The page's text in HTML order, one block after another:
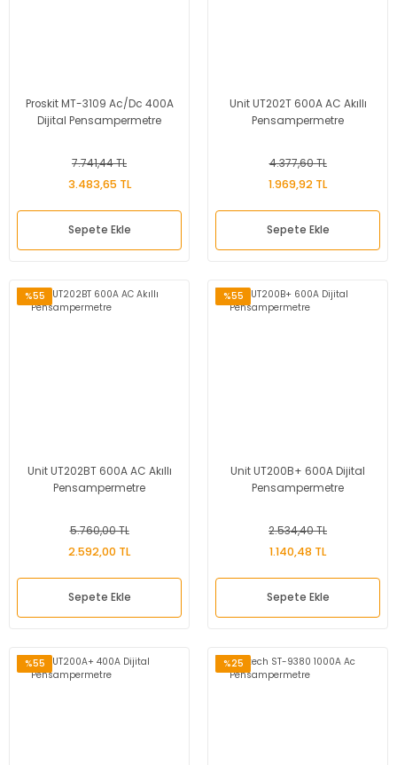
Proskit MT-3109 Ac/Dc 400A
Dijital Pensampermetre
7.741,44 TL
3.483,65 TL
Sepete Ekle
Unit UT202T 600A AC Akıllı
Pensampermetre
4.377,60 TL
1.969,92 TL
Sepete Ekle
%55
Unit UT202BT 600A AC Akıllı
Pensampermetre
5.760,00 TL
2.592,00 TL
Sepete Ekle
%55
Unit UT200B+ 600A Dijital
Pensampermetre
2.534,40 TL
1.140,48 TL
Sepete Ekle
%55 %25